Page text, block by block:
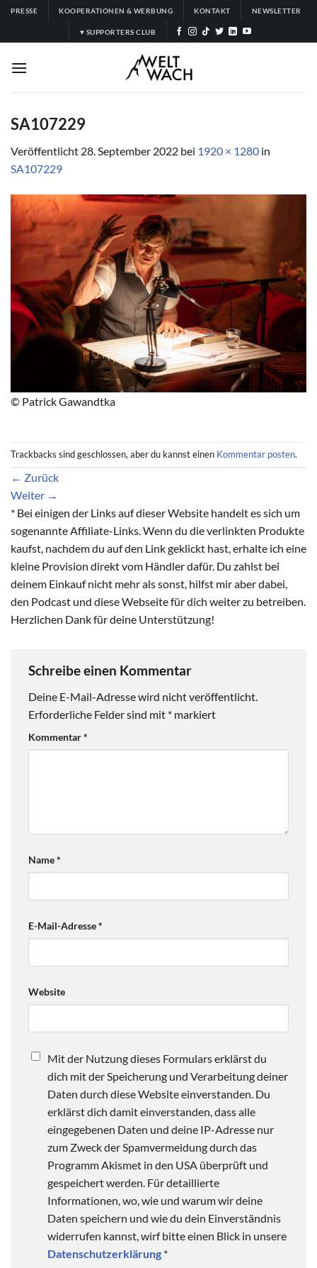
Zum
springen
PRESSE KOOPERATIONEN & WERBUNG KONTAKT NEWSLETTER
♥ SUPPORTERS CLUB
SA107229
Veröffentlicht 28. September 2022 bei 1920 × 1280 in
SA107229
© Patrick Gawandtka
Trackbacks sind geschlossen, aber du kannst einen Kommentar posten.
← Zurück
Weiter →
* Bei einigen der Links auf dieser Website handelt es sich um
sogenannte Affiliate-Links. Wenn du die verlinkten Produkte
kaufst, nachdem du auf den Link geklickt hast, erhalte ich eine
kleine Provision direkt vom Händler dafür. Du zahlst bei
deinem Einkauf nicht mehr als sonst, hilfst mir aber dabei,
den Podcast und diese Webseite für dich weiter zu betreiben.
Herzlichen Dank für deine Unterstützung!
Schreibe einen Kommentar
Deine E-Mail-Adresse wird nicht veröffentlicht.
Erforderliche Felder sind mit * markiert
Kommentar*
Name*
E-Mail-Adresse*
Website
Mit der Nutzung dieses Formulars erklärst du
dich mit der Speicherung und Verarbeitung deiner
Daten durch diese Website einverstanden. Du
erklärst dich damit einverstanden, dass alle
eingegebenen Daten und deine IP-Adresse nur
zum Zweck der Spamvermeidung durch das
Programm Akismet in den USA überprüft und
gespeichert werden. Für detaillierte
Informationen, wo, wie und warum wir deine
Daten speichern und wie du dein Einverständnis
widerrufen kannst, wirf bitte einen Blick in unsere
Datenschutzerklärung *